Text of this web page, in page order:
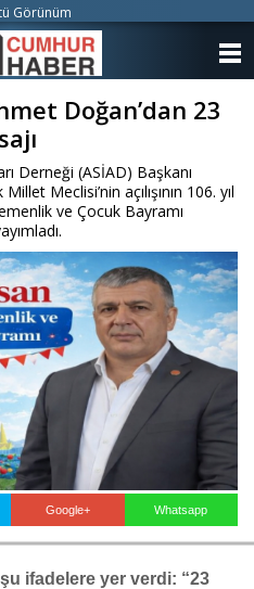
Doğan’dan 23
Derneği (ASİAD) Başkanı
Meclisi’nin açılışının 106. yıl
ve Çocuk Bayramı
Google+ Whatsapp
ifadelere yer verdi: “23
Görünüm
KATEGORİLER
ANKETLER
FOTO GALERİ
VİDEO GALERİ
KÜNYE
İLETİŞİM